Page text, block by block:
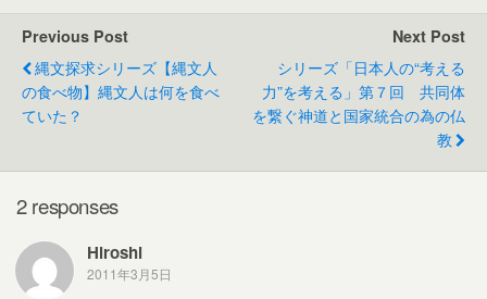
e
b
o
o
k
er
Previous Post
縄文探求シリーズ【縄文人
の食べ物】縄文人は何を食べ
ていた？
Next Post
シリーズ「日本人の“考える
力”を考える」第７回 共同体
を繋ぐ神道と国家統合の為の仏
教
2 responses
Hiroshi
2011年3月5日